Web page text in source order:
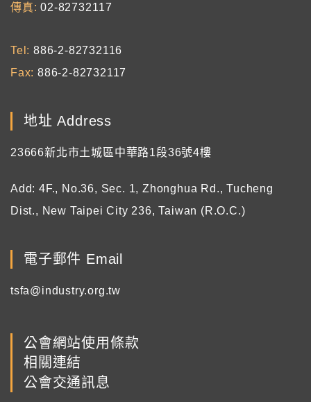
傳真
02-82732117
Tel
886-2-82732116
Fax 886-2-82732117
地址 Address
23666新北市土城區中華路1段36號4樓
Add: 4F., No.36, Sec. 1, Zhonghua Rd., Tucheng
Dist., New Taipei City 236, Taiwan (R.O.C.)
電子郵件 Email
tsfa@industry.org.tw
公會網站使用條款
相關連結
公會交通訊息